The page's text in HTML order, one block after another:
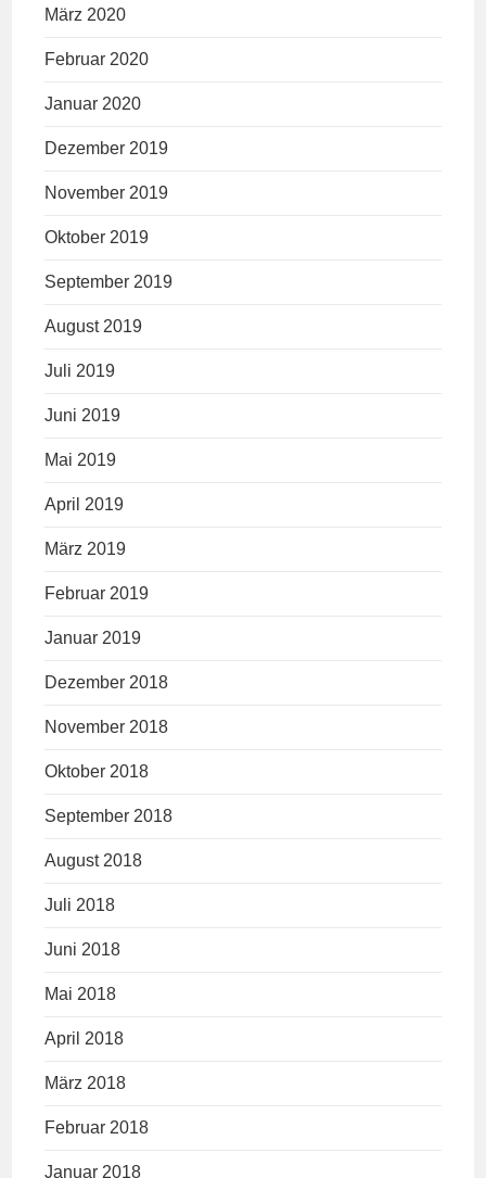
März 2020
Februar 2020
Januar 2020
Dezember 2019
November 2019
Oktober 2019
September 2019
August 2019
Juli 2019
Juni 2019
Mai 2019
April 2019
März 2019
Februar 2019
Januar 2019
Dezember 2018
November 2018
Oktober 2018
September 2018
August 2018
Juli 2018
Juni 2018
Mai 2018
April 2018
März 2018
Februar 2018
Januar 2018